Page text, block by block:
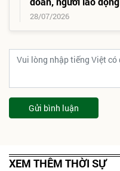
28/07/2026
Gửi bình luận
XEM THÊM THỜI SỰ